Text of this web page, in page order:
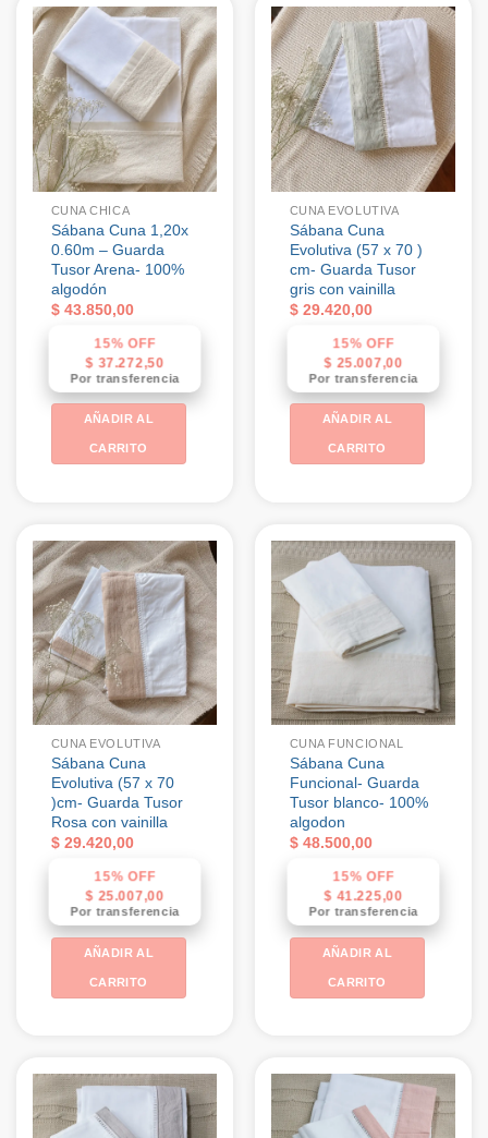
CUNA CHICA
Sábana Cuna 1,20x
0.60m – Guarda
Tusor Arena- 100%
algodón
$43.850,00
15% OFF
$ 37.272,50
Por transferencia
AÑADIR AL
CARRITO
CUNA EVOLUTIVA
Sábana Cuna
Evolutiva (57 x 70 )
cm- Guarda Tusor
gris con vainilla
$29.420,00
15% OFF
$ 25.007,00
Por transferencia
AÑADIR AL
CARRITO
CUNA EVOLUTIVA
Sábana Cuna
Evolutiva (57 x 70
)cm- Guarda Tusor
Rosa con vainilla
$29.420,00
15% OFF
$ 25.007,00
Por transferencia
AÑADIR AL
CARRITO
CUNA FUNCIONAL
Sábana Cuna
Funcional- Guarda
Tusor blanco- 100%
algodon
$48.500,00
15% OFF
$ 41.225,00
Por transferencia
AÑADIR AL
CARRITO